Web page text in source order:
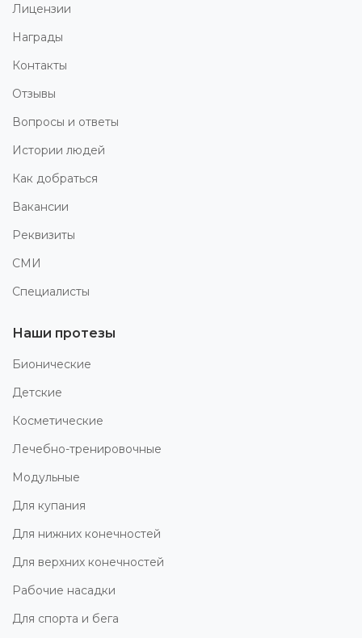
Лицензии
Награды
Контакты
Отзывы
Вопросы и ответы
Истории людей
Как добраться
Вакансии
Реквизиты
СМИ
Специалисты
Наши протезы
Бионические
Детские
Косметические
Лечебно-тренировочные
Модульные
Для купания
Для нижних конечностей
Для верхних конечностей
Рабочие насадки
Для спорта и бега